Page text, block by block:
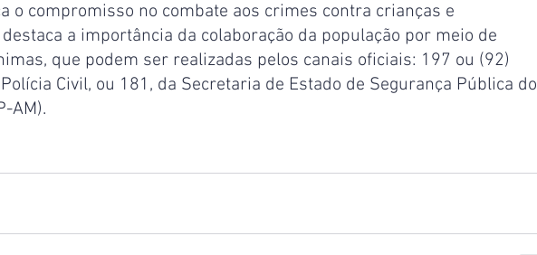
o compromisso no combate aos crimes contra crianças e
a importância da colaboração da população por meio de
que podem ser realizadas pelos canais oficiais: 197 ou (92)
Civil, ou 181, da Secretaria de Estado de Segurança Pública do
AM).